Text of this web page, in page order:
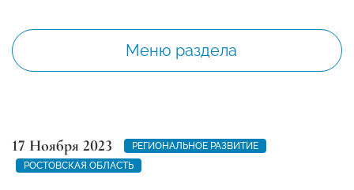
Меню раздела
17 Ноября 2023
РЕГИОНАЛЬНОЕ РАЗВИТИЕ
РОСТОВСКАЯ ОБЛАСТЬ